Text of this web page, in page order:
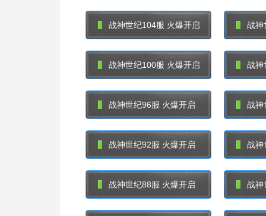
战神世纪104服 火爆开启 战神
战神世纪100服 火爆开启 战神
战神世纪96服 火爆开启 战神
战神世纪92服 火爆开启 战神
战神世纪88服 火爆开启 战神